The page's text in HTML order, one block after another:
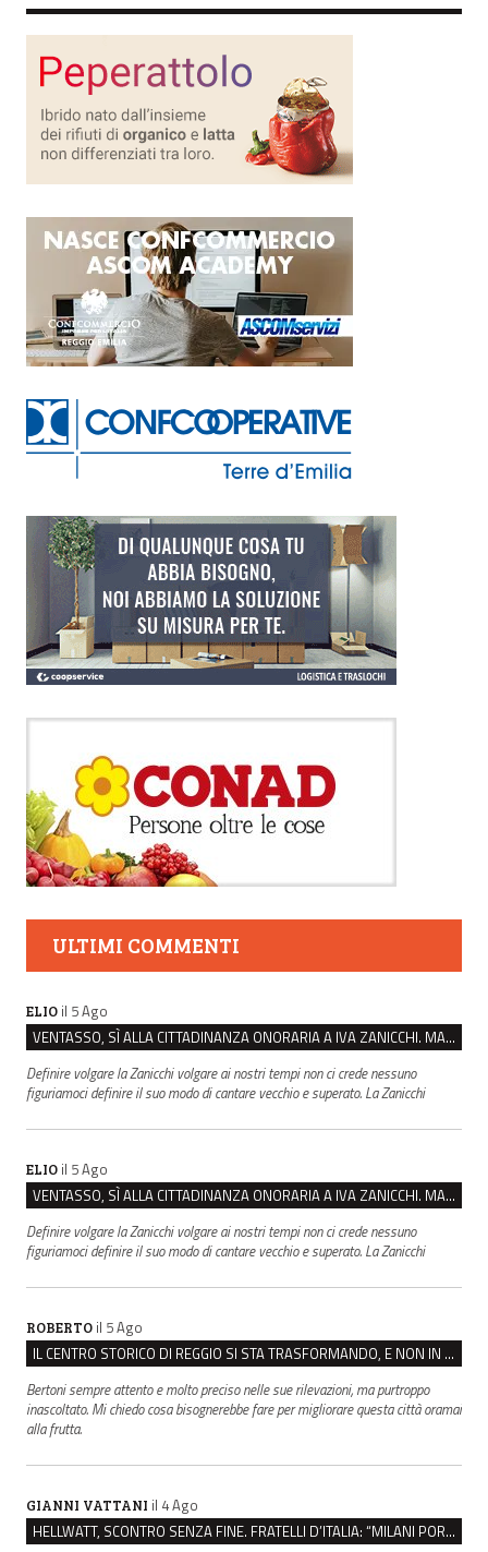
ULTIMI COMMENTI
ELIO il 5 Ago
VENTASSO, SÌ ALLA CITTADINANZA ONORARIA A IVA ZANICCHI. MA BARGIACCHI: “È DI PESSIMO GUSTO”
Definire volgare la Zanicchi volgare ai nostri tempi non ci crede nessuno
figuriamoci definire il suo modo di cantare vecchio e superato. La Zanicchi
ELIO il 5 Ago
VENTASSO, SÌ ALLA CITTADINANZA ONORARIA A IVA ZANICCHI. MA BARGIACCHI: “È DI PESSIMO GUSTO”
Definire volgare la Zanicchi volgare ai nostri tempi non ci crede nessuno
figuriamoci definire il suo modo di cantare vecchio e superato. La Zanicchi
ROBERTO il 5 Ago
IL CENTRO STORICO DI REGGIO SI STA TRASFORMANDO, E NON IN MEGLIO
Bertoni sempre attento e molto preciso nelle sue rilevazioni, ma purtroppo
inascoltato. Mi chiedo cosa bisognerebbe fare per migliorare questa città oramai
alla frutta.
GIANNI VATTANI il 4 Ago
HELLWATT, SCONTRO SENZA FINE. FRATELLI D’ITALIA: “MILANI PORTA DOCUMENTI, DE FRANCO INSULTI”